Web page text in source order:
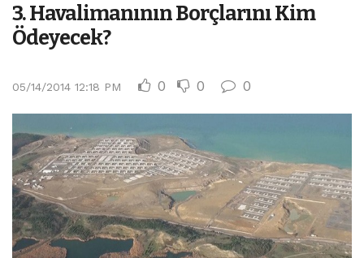
3. Havalimanının Borçlarını Kim
Ödeyecek?
05/14/2014 12:18 PM 0 0 0